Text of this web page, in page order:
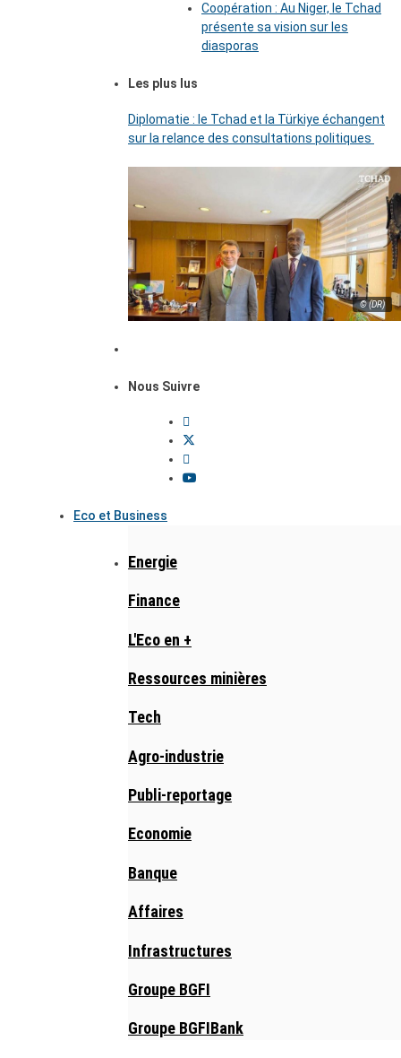
Coopération : Au Niger, le Tchad
présente sa vision sur les
diasporas
Les plus lus
Diplomatie : le Tchad et la Türkiye échangent
sur la relance des consultations politiques
© (DR)
Nous Suivre
Eco et Business
Energie
Finance
L'Eco en +
Ressources minières
Tech
Agro-industrie
Publi-reportage
Economie
Banque
Affaires
Infrastructures
Groupe BGFI
Groupe BGFIBank